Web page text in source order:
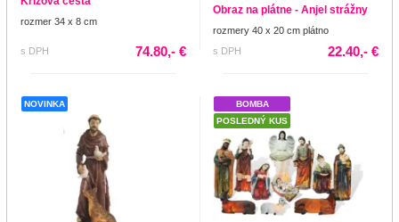
rozmer 34 x 8 cm
s DPH 74.80,- €
Obraz na plátne - Anjel strážny
rozmery 40 x 20 cm plátno
s DPH
22.40,- €
NOVINKA
BOMBA
POSLEDNÝ KUS